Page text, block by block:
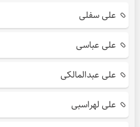
علی سفلی
علی عباسی
علی عبدالمالکی
علی لهراسبی